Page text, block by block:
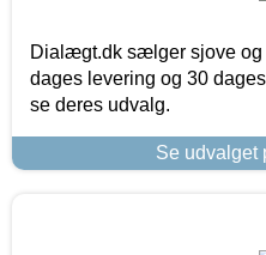
Dialægt.dk sælger sjove og
dages levering og 30
se deres udvalg.
Se